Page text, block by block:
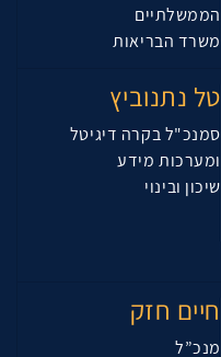
הממשלתיים
משרד הבריאות
טל נתנוביץ
סמנכ"ל בקרה דיגיטל
ומערכות מידע
שיכון ובינוי
חיים חזק
מנכ”ל